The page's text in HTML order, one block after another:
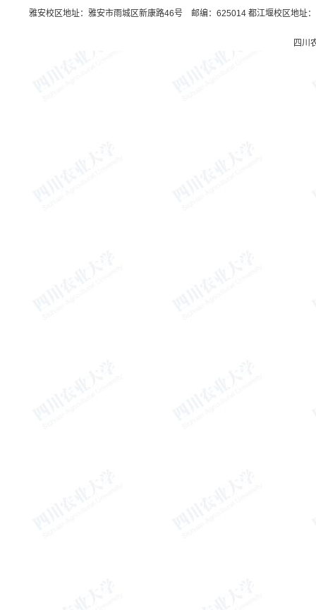
雅安校区地址：雅安市雨城区新康路46号 邮编：625014 都江堰校区地址
四川